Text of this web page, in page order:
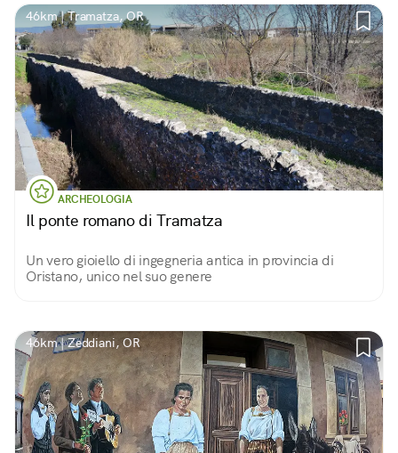
46km | Tramatza, OR
ARCHEOLOGIA
Il ponte romano di Tramatza
Un vero gioiello di ingegneria antica in provincia di
Oristano, unico nel suo genere
46km | Zeddiani, OR